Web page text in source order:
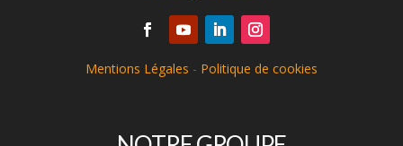
Mentions Légales - Politique de cookies